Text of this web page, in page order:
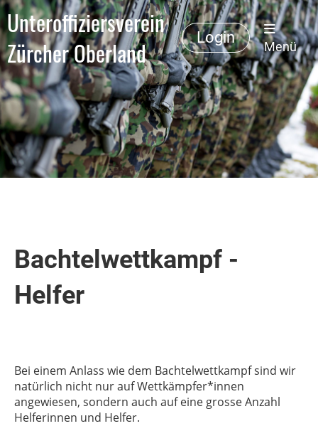
Unteroffiziersverein
Zürcher Oberland
Login
Menü
Bachtelwettkampf -
Helfer
Bei einem Anlass wie dem Bachtelwettkampf sind wir
natürlich nicht nur auf Wettkämpfer*innen
angewiesen, sondern auch auf eine grosse Anzahl
Helferinnen und Helfer.